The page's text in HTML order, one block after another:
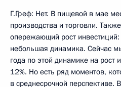
Г.Греф: Нет. В пищевой в мае
производства и торговли.
опережающий рост
небольшая динамика. Сейчас
года по этой динамике на рост
12%. Но есть ряд моментов,
в среднесрочной перспективе.